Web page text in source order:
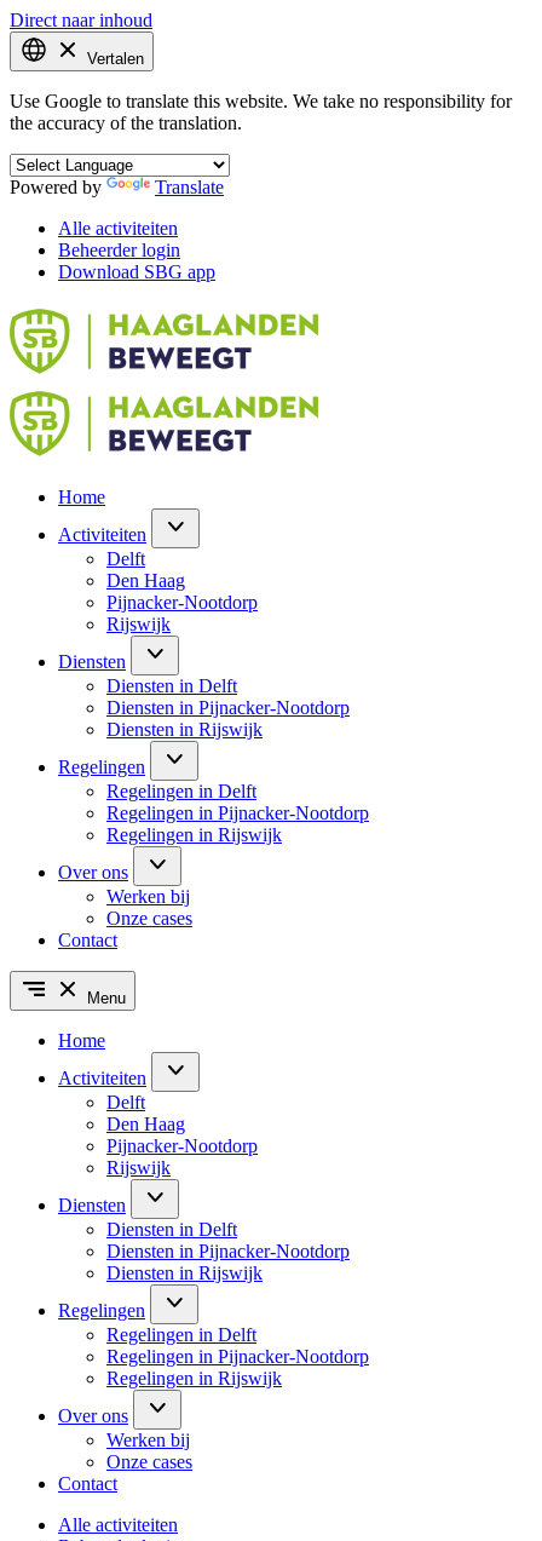
Direct naar inhoud
Vertalen
Use Google to translate this website. We take no responsibility for
the accuracy of the translation.
Powered by
Translate
Alle activiteiten
Beheerder login
Download SBG app
Home
Activiteiten
Delft
Den Haag
Pijnacker-Nootdorp
Rijswijk
Diensten
Diensten in Delft
Diensten in Pijnacker-Nootdorp
Diensten in Rijswijk
Regelingen
Regelingen in Delft
Regelingen in Pijnacker-Nootdorp
Regelingen in Rijswijk
Over ons
Werken bij
Onze cases
Contact
Menu
Home
Activiteiten
Delft
Den Haag
Pijnacker-Nootdorp
Rijswijk
Diensten
Diensten in Delft
Diensten in Pijnacker-Nootdorp
Diensten in Rijswijk
Regelingen
Regelingen in Delft
Regelingen in Pijnacker-Nootdorp
Regelingen in Rijswijk
Over ons
Werken bij
Onze cases
Contact
Alle activiteiten